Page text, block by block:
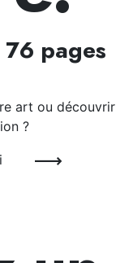
pages
art ou découvrir
?